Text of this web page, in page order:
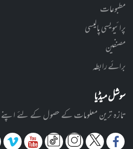
مطبوعات
پرائیویسی پالیسی
مصنفین
برائے رابطہ
سوشل میڈیا
تازہ ترین معلومات کے حصول کے لئے اپنے